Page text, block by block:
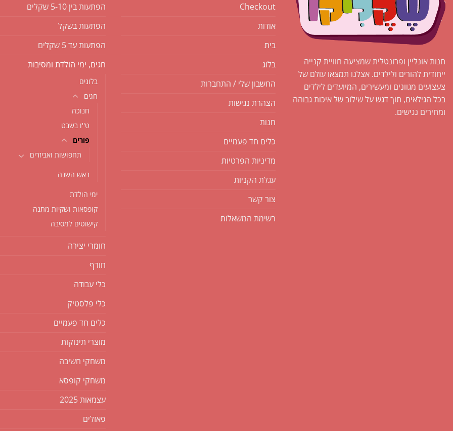
חנות אונליין ופרונטלית שמציעה חוויית קנייה
ייחודית להורים ולילדים. אצלנו תמצאו עולם של
צעצועים מגוונים ומעשירים, המיועדים לילדים
בכל הגילאים, תוך דגש על שילוב של איכות גבוהה
ומחירים נגישים.
Checkout
אודות
בית
בלוג
החשבון שלי / התחברות
הצהרת נגישות
חנות
כלים חד פעמיים
מדיניות הפרטיות
עגלת הקניות
צור קשר
רשימת המשאלות
הפתעות בין 5-10 שקלים
הפתעות בשקל
הפתעות עד 5 שקלים
חגים, ימי הולדת ומסיבות
בלונים
חגים
חנוכה
ט''ו בשבט
פורים
תחפושות ואביזרים
ראש השנה
ימי הולדת
קופסאות ושקיות מתנה
קישוטים למסיבה
חומרי יצירה
חורף
כלי עבודה
כלי פלסטיק
כלים חד פעמיים
מוצרי תינוקות
משחקי חשיבה
משחקי קופסא
עצמאות 2025
פאזלים